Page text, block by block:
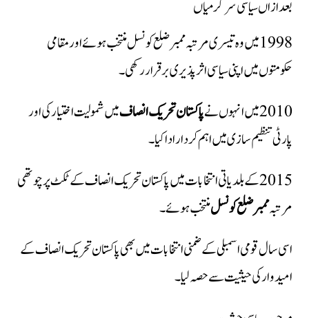
بعد ازاں سیاسی سرگرمیاں
1998 میں وہ تیسری مرتبہ ممبر ضلع کونسل منتخب ہوئے اور مقامی
حکومتوں میں اپنی سیاسی اثر پذیری برقرار رکھی۔
2010 میں انہوں نے
پاکستان تحریک انصافمیں شمولیت اختیار کی اور
پارٹی تنظیم سازی میں اہم کردار ادا کیا۔
2015 کے بلدیاتی انتخابات میں پاکستان تحریک انصاف کے ٹکٹ پر چوتھی
مرتبہممبر ضلع کونسلمنتخب ہوئے۔
اسی سال قومی اسمبلی کے ضمنی انتخابات میں بھی پاکستان تحریک انصاف کے
امیدوار کی حیثیت سے حصہ لیا۔